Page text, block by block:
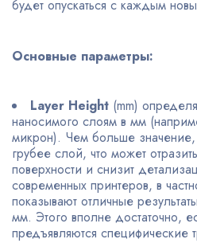
будет опускаться с каждым
Основные параметры:
Layer Height (mm)
наносимого слоям в мм
микрон). Чем больше значение,
грубее слой, что может
поверхности и снизит
современных принтеров, в
показывают отличные
мм. Этого вполне достаточно,
предъявляются специфические